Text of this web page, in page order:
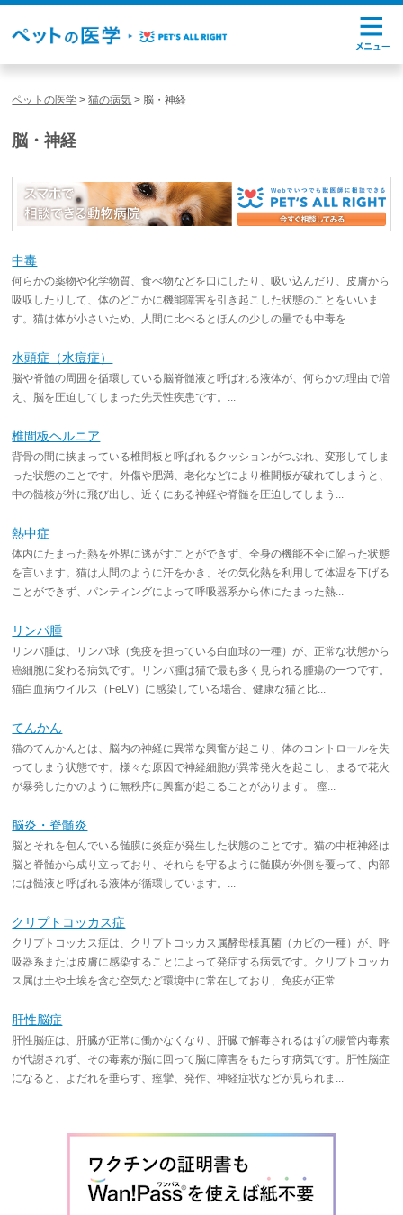
ペットの医学 >猫の病気 > 脳・神経
脳・神経
中毒
何らかの薬物や化学物質、食べ物などを口にしたり、吸い込んだり、皮膚から
吸収したりして、体のどこかに機能障害を引き起こした状態のことをいいま
す。猫は体が小さいため、人間に比べるとほんの少しの量でも中毒を...
水頭症（水痘症）
脳や脊髄の周囲を循環している脳脊髄液と呼ばれる液体が、何らかの理由で増
え、脳を圧迫してしまった先天性疾患です。...
椎間板ヘルニア
背骨の間に挟まっている椎間板と呼ばれるクッションがつぶれ、変形してしま
った状態のことです。外傷や肥満、老化などにより椎間板が破れてしまうと、
中の髄核が外に飛び出し、近くにある神経や脊髄を圧迫してしまう...
熱中症
体内にたまった熱を外界に逃がすことができず、全身の機能不全に陥った状態
を言います。猫は人間のように汗をかき、その気化熱を利用して体温を下げる
ことができず、パンティングによって呼吸器系から体にたまった熱...
リンパ腫
リンパ腫は、リンパ球（免疫を担っている白血球の一種）が、正常な状態から
癌細胞に変わる病気です。リンパ腫は猫で最も多く見られる腫瘍の一つです。
猫白血病ウイルス（FeLV）に感染している場合、健康な猫と比...
てんかん
猫のてんかんとは、脳内の神経に異常な興奮が起こり、体のコントロールを失
ってしまう状態です。様々な原因で神経細胞が異常発火を起こし、まるで花火
が暴発したかのように無秩序に興奮が起こることがあります。 痙...
脳炎・脊髄炎
脳とそれを包んでいる髄膜に炎症が発生した状態のことです。猫の中枢神経は
脳と脊髄から成り立っており、それらを守るように髄膜が外側を覆って、内部
には髄液と呼ばれる液体が循環しています。...
クリプトコッカス症
クリプトコッカス症は、クリプトコッカス属酵母様真菌（カビの一種）が、呼
吸器系または皮膚に感染することによって発症する病気です。クリプトコッカ
ス属は土や土埃を含む空気など環境中に常在しており、免疫が正常...
肝性脳症
肝性脳症は、肝臓が正常に働かなくなり、肝臓で解毒されるはずの腸管内毒素
が代謝されず、その毒素が脳に回って脳に障害をもたらす病気です。肝性脳症
になると、よだれを垂らす、痙攣、発作、神経症状などが見られま...